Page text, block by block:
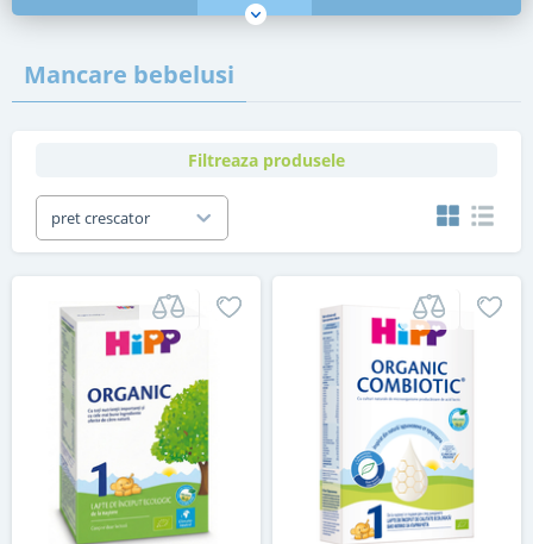
Mancare bebelusi
Filtreaza produsele
pret crescator